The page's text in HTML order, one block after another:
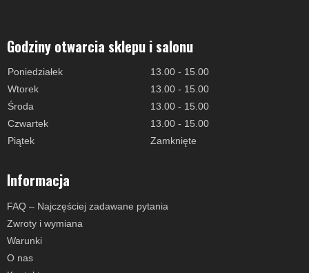
Godziny otwarcia sklepu i salonu
Poniedziałek
13.00 - 15.00
Wtorek
13.00 - 15.00
Środa
13.00 - 15.00
Czwartek
13.00 - 15.00
Piątek
Zamknięte
Informacja
FAQ – Najczęściej zadawane pytania
Zwroty i wymiana
Warunki
O nas